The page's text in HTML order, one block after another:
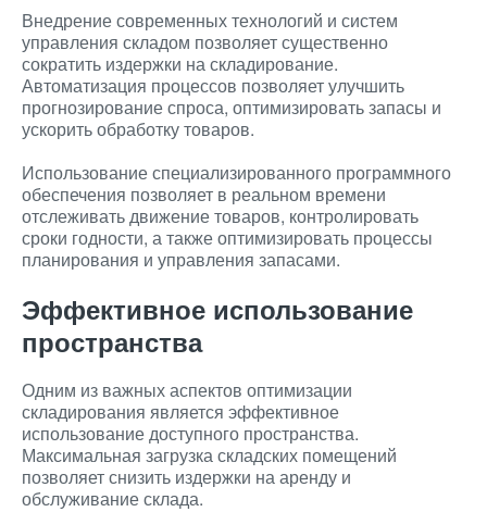
Внедрение современных технологий и систем
управления складом позволяет существенно
сократить издержки на складирование.
Автоматизация процессов позволяет улучшить
прогнозирование спроса, оптимизировать запасы и
ускорить обработку товаров.
Использование специализированного программного
обеспечения позволяет в реальном времени
отслеживать движение товаров, контролировать
сроки годности, а также оптимизировать процессы
планирования и управления запасами.
Эффективное использование
пространства
Одним из важных аспектов оптимизации
складирования является эффективное
использование доступного пространства.
Максимальная загрузка складских помещений
позволяет снизить издержки на аренду и
обслуживание склада.